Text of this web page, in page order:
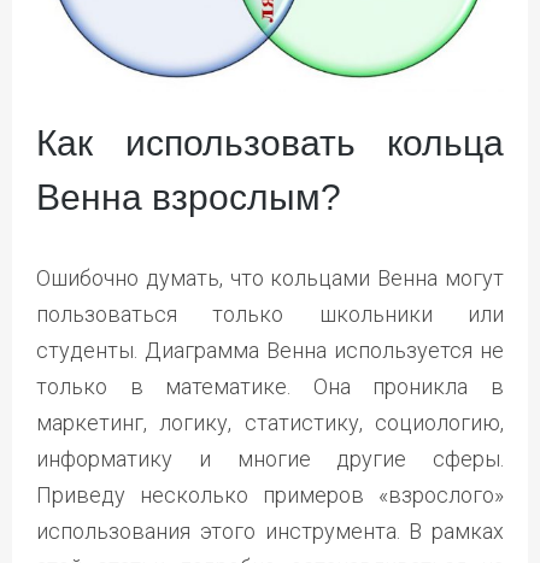
Как использовать кольца
Венна взрослым?
Ошибочно думать, что кольцами Венна могут
пользоваться только школьники или
студенты. Диаграмма Венна используется не
только в математике. Она проникла в
маркетинг, логику, статистику, социологию,
информатику и многие другие сферы.
Приведу несколько примеров «взрослого»
использования этого инструмента. В рамках